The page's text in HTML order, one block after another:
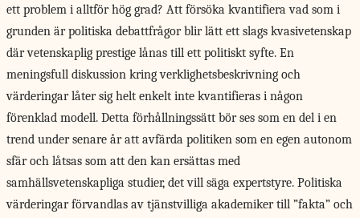
ett problem i alltför hög grad? Att försöka kvantifiera vad som i
grunden är politiska debattfrågor blir lätt ett slags kvasivetenskap
där vetenskaplig prestige lånas till ett politiskt syfte. En
meningsfull diskussion kring verklighetsbeskrivning och
värderingar låter sig helt enkelt inte kvantifieras i någon
förenklad modell. Detta förhållningssätt bör ses som en del i en
trend under senare år att avfärda politiken som en egen autonom
sfär och låtsas som att den kan ersättas med
samhällsvetenskapliga studier, det vill säga expertstyre. Politiska
värderingar förvandlas av tjänstvilliga akademiker till ”fakta” och